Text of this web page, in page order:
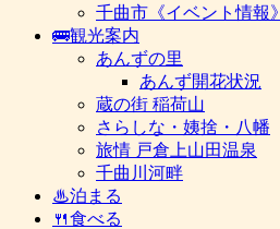
千曲市《イベント情報》
🚌観光案内
あんずの里
あんず開花状況
蔵の街 稲荷山
さらしな・姨捨・八幡
旅情 戸倉上山田温泉
千曲川河畔
♨泊まる
🍴食べる